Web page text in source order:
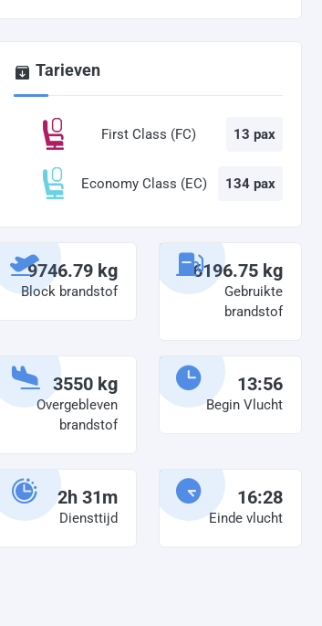
Tarieven
First Class (FC) 13 pax
Economy Class (EC) 134 pax
9746.79 kg
Block brandstof
6196.75 kg
Gebruikte
brandstof
3550 kg
Overgebleven
brandstof
13:56
Begin Vlucht
2h 31m
Diensttijd
16:28
Einde vlucht